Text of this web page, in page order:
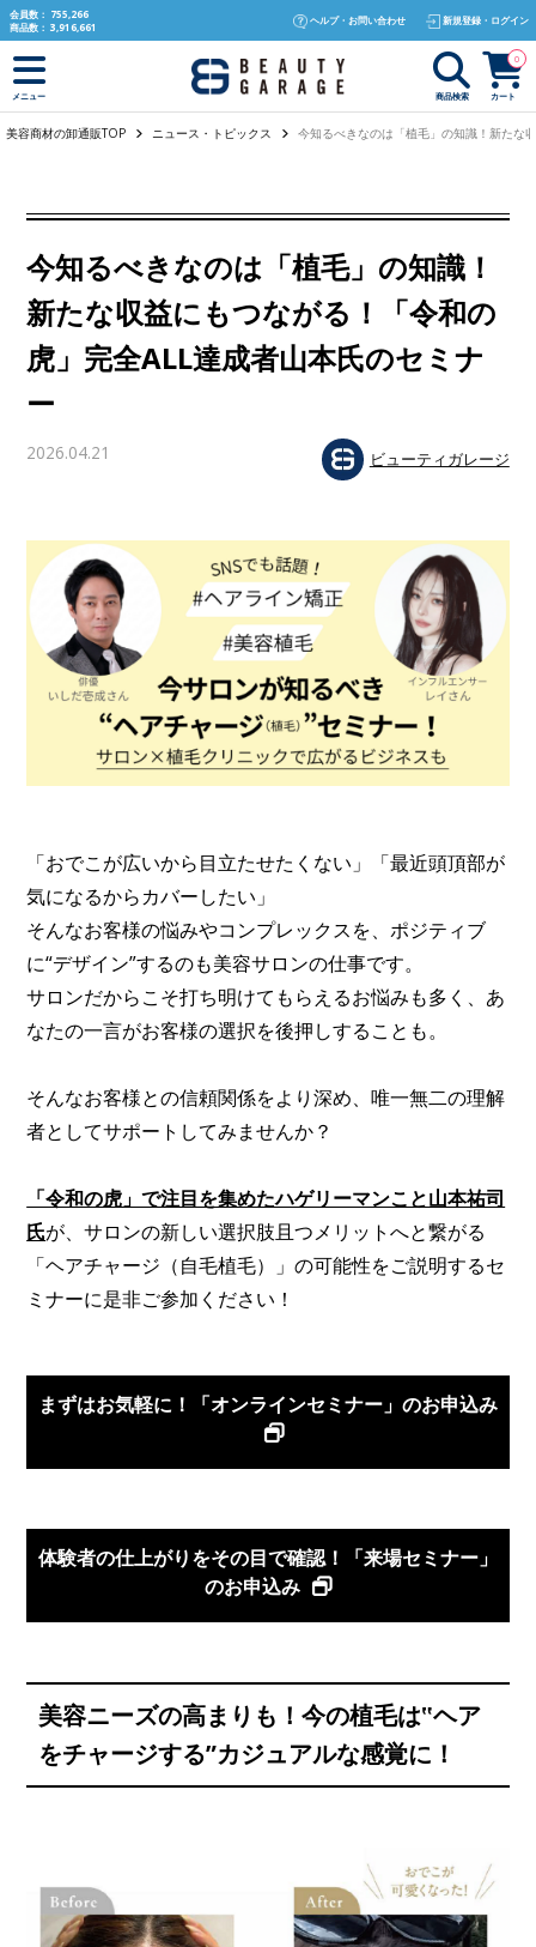
text.skipToContent
text.skipToNavigation
会員数： 755,266
商品数： 3,916,661
ヘルプ・お問い合わせ 新規登録・ログイン
メニュー 商品検索 カート
0
美容商材の卸通販TOP ニュース・トピックス 今知るべきなのは「植毛」の知識！新たな
今知るべきなのは「植毛」の知識！
新たな収益にもつながる！「令和の
虎」完全ALL達成者山本氏のセミナ
ー
2026.04.21 ビューティガレージ
「おでこが広いから目立たせたくない」「最近頭頂部が
気になるからカバーしたい」
そんなお客様の悩みやコンプレックスを、ポジティブ
に“デザイン”するのも美容サロンの仕事です。
サロンだからこそ打ち明けてもらえるお悩みも多く、あ
なたの一言がお客様の選択を後押しすることも。
そんなお客様との信頼関係をより深め、唯一無二の理解
者としてサポートしてみませんか？
「令和の虎」で注目を集めたハゲリーマンこと山本祐司
氏が、サロンの新しい選択肢且つメリットへと繋がる
「ヘアチャージ（自毛植毛）」の可能性をご説明するセ
ミナーに是非ご参加ください！
まずはお気軽に！「オンラインセミナー」のお申込み
体験者の仕上がりをその目で確認！「来場セミナー」
のお申込み
美容ニーズの高まりも！今の植毛は‟ヘア
をチャージする”カジュアルな感覚に！